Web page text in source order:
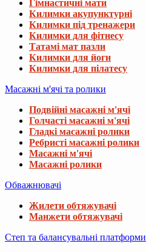
Гімнастичні мати
Килимки акупунктурні
Килимки під тренажери
Килимки для фітнесу
Татамі мат пазли
Килимки для йоги
Килимки для пілатесу
Масажні м'ячі та ролики
Подвійні масажні м'ячі
Голчасті масажні м'ячі
Гладкі масажні ролики
Ребристі масажні ролики
Масажні м'ячі
Масажні ролики
Обважнювачі
Жилети обтяжувачі
Манжети обтяжувачі
Степ та балансувальні платформи